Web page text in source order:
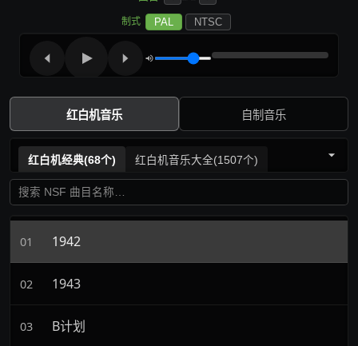
制式 PAL NTSC
红白机音乐 自制音乐
红白机经典(68个) 红白机音乐大全(1507个)
01 1942
02 1943
03 B计划